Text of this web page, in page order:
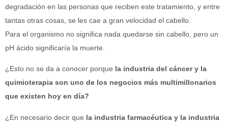
degradación en las personas que reciben este tratamiento, y entre
tantas otras cosas, se les cae a gran velocidad el cabello.
Para el organismo no significa nada quedarse sin cabello, pero un
pH ácido significaría la muerte.
¿Esto no se da a conocer porque la industria del cáncer y la
quimioterapia son uno de los negocios más multimillonarios
que existen hoy en día?
¿En necesario decir que la industria farmacéutica y la industria